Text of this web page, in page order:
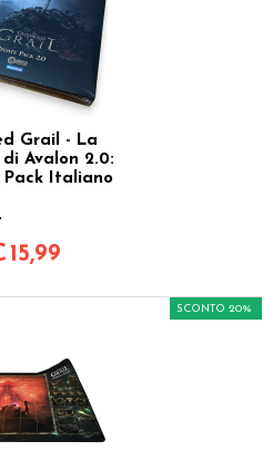
Grail - La
Avalon 2.0:
Italiano
15,99
SCONTO 20%